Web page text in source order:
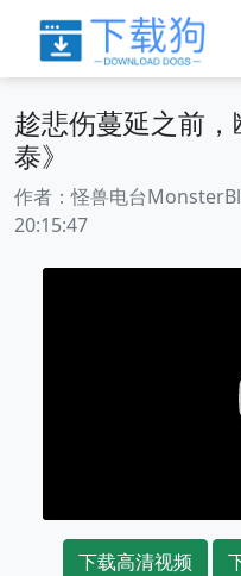
趁悲伤蔓延之前
泰》
作者：怪兽电台
20:15:47
下载高清视频